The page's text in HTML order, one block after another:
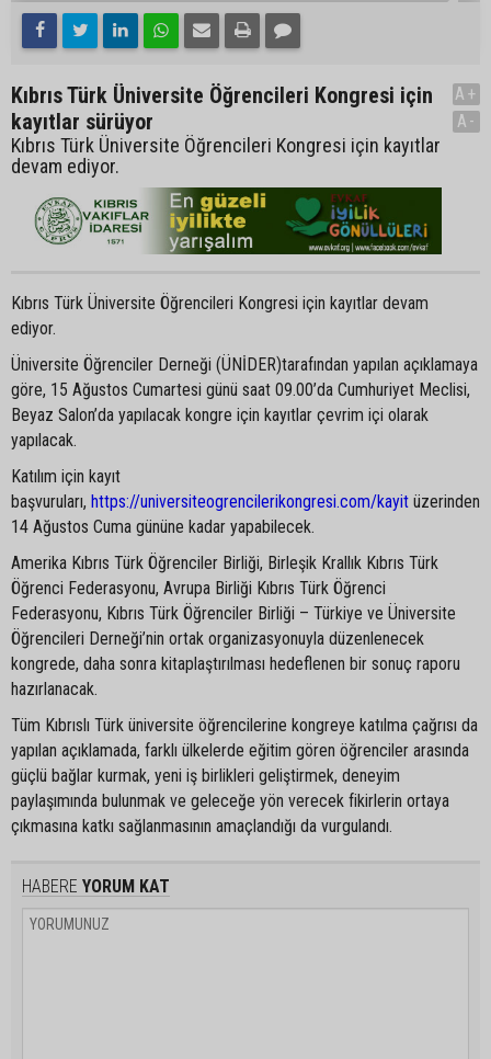
Kıbrıs Türk Üniversite Öğrencileri Kongresi için
kayıtlar sürüyor
Kıbrıs Türk Üniversite Öğrencileri Kongresi için kayıtlar
devam ediyor.
A+
A-
Kıbrıs Türk Üniversite Öğrencileri Kongresi için kayıtlar devam
ediyor.
Üniversite Öğrenciler Derneği (ÜNİDER)tarafından yapılan açıklamaya
göre, 15 Ağustos Cumartesi günü saat 09.00’da Cumhuriyet Meclisi,
Beyaz Salon’da yapılacak kongre için kayıtlar çevrim içi olarak
yapılacak.
Katılım için kayıt
başvuruları, https://universiteogrencilerikongresi.com/kayit üzerinden
14 Ağustos Cuma gününe kadar yapabilecek.
Amerika Kıbrıs Türk Öğrenciler Birliği, Birleşik Krallık Kıbrıs Türk
Öğrenci Federasyonu, Avrupa Birliği Kıbrıs Türk Öğrenci
Federasyonu, Kıbrıs Türk Öğrenciler Birliği – Türkiye ve Üniversite
Öğrencileri Derneği’nin ortak organizasyonuyla düzenlenecek
kongrede, daha sonra kitaplaştırılması hedeflenen bir sonuç raporu
hazırlanacak.
Tüm Kıbrıslı Türk üniversite öğrencilerine kongreye katılma çağrısı da
yapılan açıklamada, farklı ülkelerde eğitim gören öğrenciler arasında
güçlü bağlar kurmak, yeni iş birlikleri geliştirmek, deneyim
paylaşımında bulunmak ve geleceğe yön verecek fikirlerin ortaya
çıkmasına katkı sağlanmasının amaçlandığı da vurgulandı.
HABERE YORUM KAT